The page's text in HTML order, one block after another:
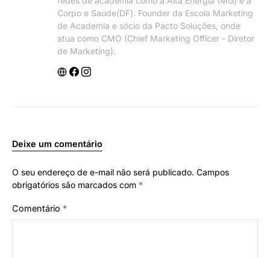
Corpo e Saúde(DF). Founder da Escola Marketing
de Academia e sócio da Pacto Soluções, onde
atua como CMO (Chief Marketing Officer - Diretor
de Marketing).
Deixe um comentário
O seu endereço de e-mail não será publicado. Campos
obrigatórios são marcados com *
Comentário *